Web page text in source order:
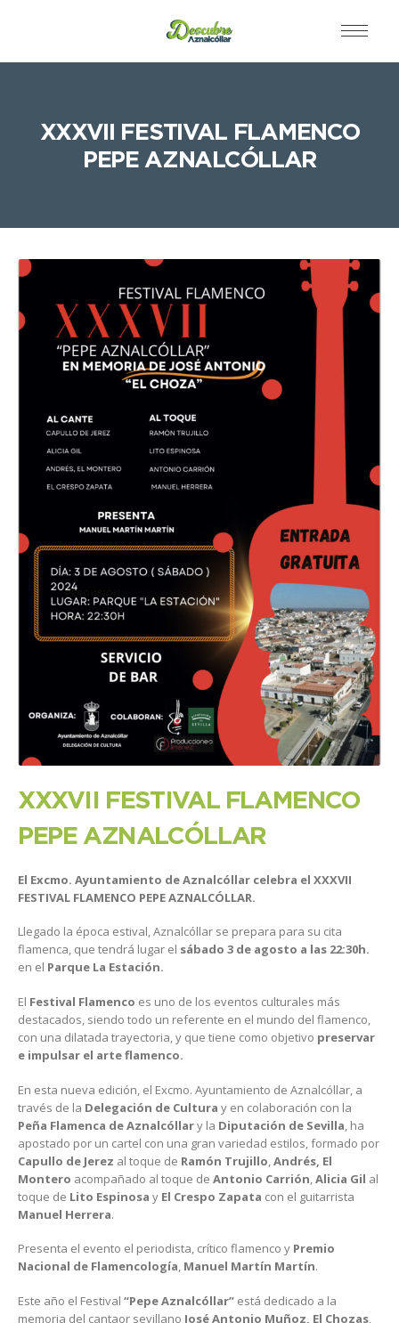
XXXVII FESTIVAL FLAMENCO
PEPE AZNALCÓLLAR
XXXVII FESTIVAL FLAMENCO
PEPE AZNALCÓLLAR
El Excmo. Ayuntamiento de Aznalcóllar celebra el XXXVII
FESTIVAL FLAMENCO PEPE AZNALCÓLLAR.
Llegado la época estival, Aznalcóllar se prepara para su cita
flamenca, que tendrá lugar el sábado 3 de agosto a las 22:30h.
en el Parque La Estación.
El Festival Flamenco es uno de los eventos culturales más
destacados, siendo todo un referente en el mundo del flamenco,
con una dilatada trayectoria, y que tiene como objetivo preservar
e impulsar el arte flamenco.
En esta nueva edición, el Excmo. Ayuntamiento de Aznalcóllar, a
través de la Delegación de Cultura y en colaboración con la
Peña Flamenca de Aznalcóllary la Diputación de Sevilla , ha
apostado por un cartel con una gran variedad estilos, formado por
Capullo de Jerez al toque de Ramón Trujillo Andrés, El
Montero acompañado al toque de Antonio Carrión Alicia Gil al
toque de Lito Espinosa y El Crespo Zapata con el guitarrista
Manuel Herrera.
Presenta el evento el periodista, crítico flamenco y Premio
Nacional de Flamencología, Manuel Martín Martín.
Este año el Festival “Pepe Aznalcóllar” está dedicado a la
memoria del cantaor sevillano José Antonio Muñoz, El Chozas,